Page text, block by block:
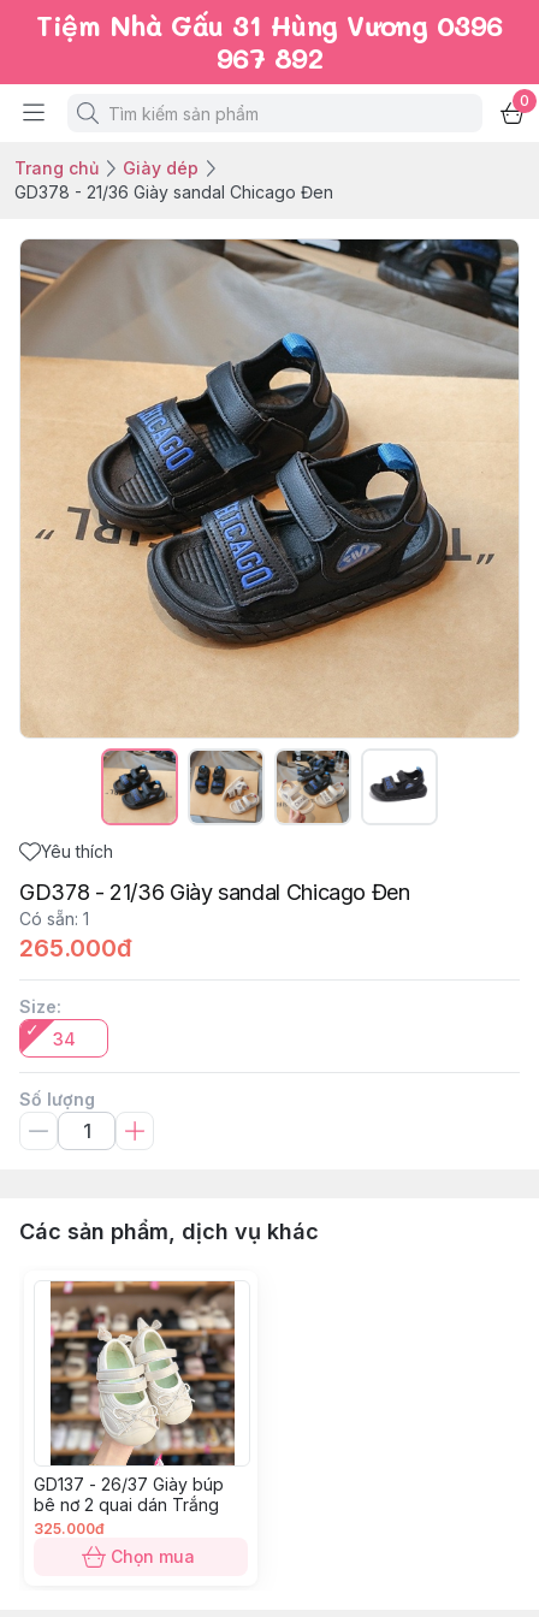
Tiệm Nhà Gấu 31 Hùng Vương 0396
967 892
0
Trang chủ
Giày dép
GD378 - 21/36 Giày sandal Chicago Đen
Yêu thích
GD378 - 21/36 Giày sandal Chicago Đen
Có sẵn: 1
265.000đ
Size:
34
Số lượng
Các sản phẩm, dịch vụ khác
GD137 - 26/37 Giày búp
bê nơ 2 quai dán Trắng
325.000đ
Chọn mua